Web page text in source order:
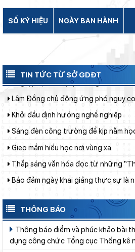
SỐ KÝ HIỆU NGÀY BAN HÀNH
TIN TỨC TỪ SỞ GDĐT
Sở Giáo dục và Đào tạo Lâm Đồng đẩy mạnh cải cách hành
chính gắn với áp dụng ISO 9001:2015
Bộ Giáo dục và Đào tạo ban hành khung thời gian năm học từ
năm học 2026–2027
công lập tại các địa phương
Lâm Đồng chủ động ứng phó nguy
Khởi đầu định hướng nghề nghiệp
Sáng đèn công trường để kịp năm học
Gieo mầm hiếu học nơi vùng xa
Thắp sáng văn hóa đọc từ những
giáo viên
phòng, chống đuối nước và sơ cấp
Từ khát vọng dân giàu, nước mạnh đến lý luận kinh tế thị
trường định hướng XHCN trong kỷ
thông nguồn lực, vững bước tiến vào
Lâm Đồng tạo nền tảng đột phá phát
THÔNG BÁO
dụng công chức Tổng cục Thống kê